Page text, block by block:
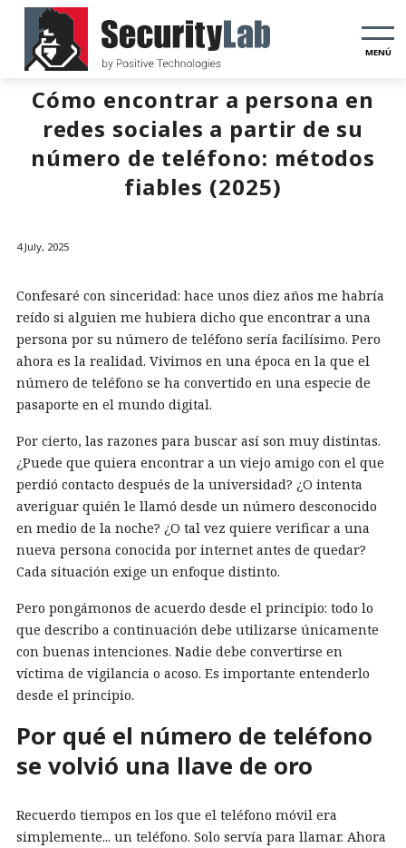
MENÚ
Cómo encontrar a persona en
redes sociales a partir de su
número de teléfono: métodos
fiables (2025)
4 July, 2025
Confesaré con sinceridad: hace unos diez años me habría
reído si alguien me hubiera dicho que encontrar a una
persona por su número de teléfono sería facilísimo. Pero
ahora es la realidad. Vivimos en una época en la que el
número de teléfono se ha convertido en una especie de
pasaporte en el mundo digital.
Por cierto, las razones para buscar así son muy distintas.
¿Puede que quiera encontrar a un viejo amigo con el que
perdió contacto después de la universidad? ¿O intenta
averiguar quién le llamó desde un número desconocido
en medio de la noche? ¿O tal vez quiere verificar a una
nueva persona conocida por internet antes de quedar?
Cada situación exige un enfoque distinto.
Pero pongámonos de acuerdo desde el principio: todo lo
que describo a continuación debe utilizarse únicamente
con buenas intenciones. Nadie debe convertirse en
víctima de vigilancia o acoso. Es importante entenderlo
desde el principio.
Por qué el número de teléfono
se volvió una llave de oro
Recuerdo tiempos en los que el teléfono móvil era
simplemente... un teléfono. Solo servía para llamar. Ahora